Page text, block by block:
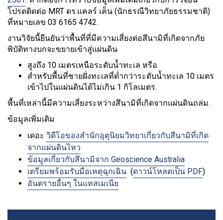
โปรดติดต่อ MRT ดร.แคลร์ เค็น (นักธรณีวิทยาภัยธรรมชาติ)
ที่หมายเลข 03 6165 4742.
งานวิจัยนี้ยืนยันว่าพื้นที่ที่มีความเสี่ยงต่อสึนามิที่เกิดจากภัย
พิบัติทางบกจะขยายเข้าสู่แผ่นดิน
สูงถึง 10 เมตรเหนือระดับน้ำทะเล หรือ
สำหรับพื้นที่ชายฝั่งทะเลที่ต่ำกว่าระดับน้ำทะเล 10 เมตร
เข้าไปในแผ่นดินได้ไม่เกิน 1 กิโลเมตร.
พื้นที่เหล่านี้มีความเสี่ยงระหว่างสึนามิที่เกิดจากแผ่นดินถล่ม.
ข้อมูลเพิ่มเติม
เดอะ วิดีโอของสำนักอุตุนิยมวิทยาเกี่ยวกับสึนามิที่เกิด
จากแผ่นดินไหว
ข้อมูลเกี่ยวกับสึนามิจาก Geoscience Australia
เตรียมพร้อมรับมือเหตุฉุกเฉิน (ดาวน์โหลดเป็น PDF)
อันตรายอื่นๆ ในแทสเมเนีย